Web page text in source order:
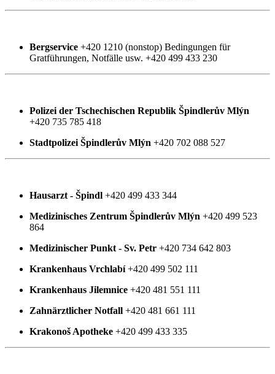
Bergservice +420 1210 (nonstop) Bedingungen für
Gratführungen, Notfälle usw. +420 499 433 230
Polizei der Tschechischen Republik Špindlerův Mlýn
+420 735 785 418
Stadtpolizei Špindlerův Mlýn +420 702 088 527
Hausarzt - Špindl +420 499 433 344
Medizinisches Zentrum Špindlerův Mlýn +420 499 523
864
Medizinischer Punkt - Sv. Petr +420 734 642 803
Krankenhaus Vrchlabí+420 499 502 111
Krankenhaus Jilemnice +420 481 551 111
Zahnärztlicher Notfall +420 481 661 111
Krakonoš Apotheke +420 499 433 335